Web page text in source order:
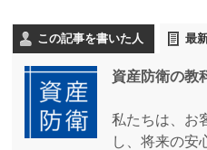
この記事を書いた人 最
資産防衛の教
私たちは、お
し、将来の安